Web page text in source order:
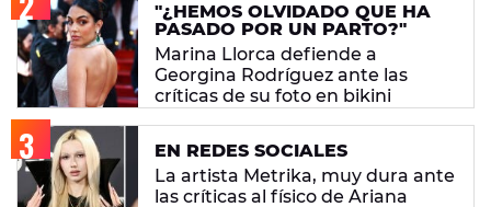
"¿HEMOS OLVIDADO QUE HA
PASADO POR UN PARTO?"
Marina Llorca defiende a
Georgina Rodríguez ante las
críticas de su foto en bikini
EN REDES SOCIALES
La artista Metrika, muy dura ante
las críticas al físico de Ariana